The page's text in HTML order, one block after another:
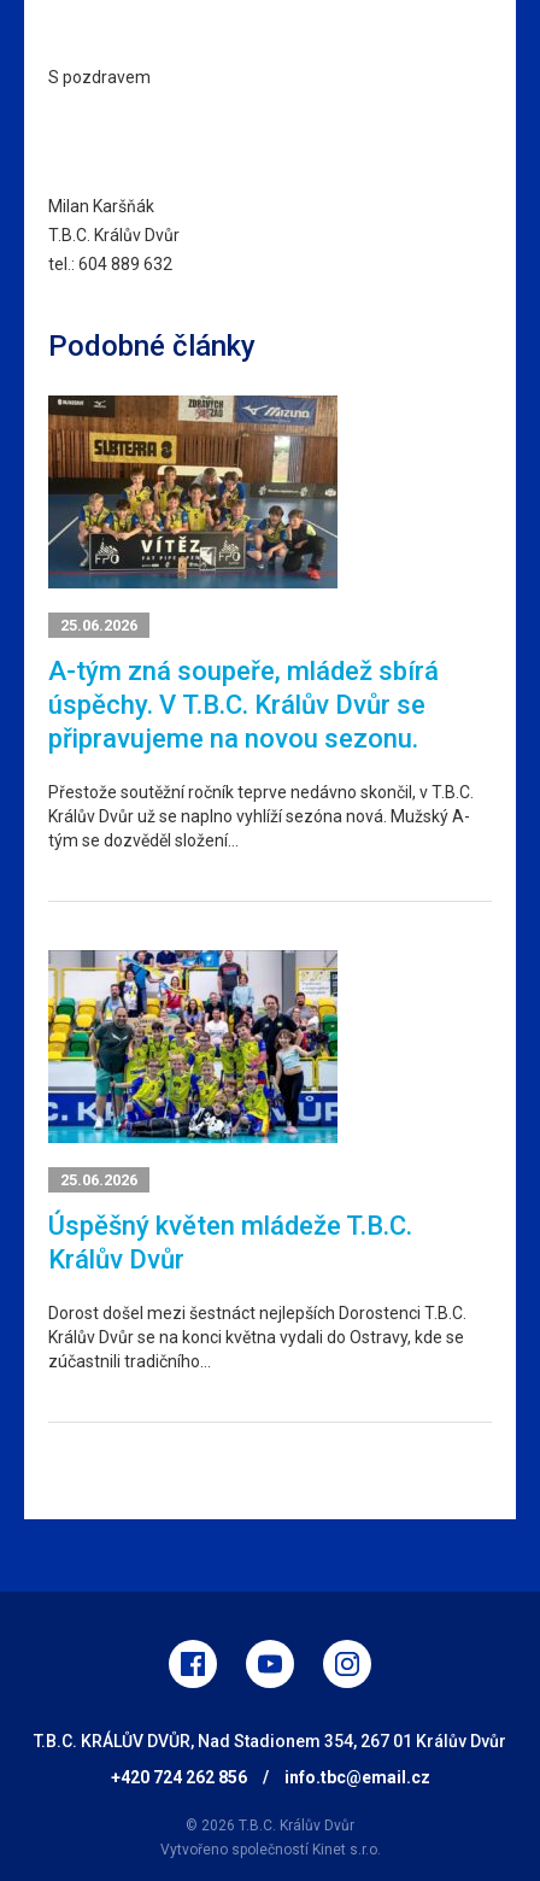
S pozdravem
Milan Karšňák
T.B.C. Králův Dvůr
tel.: 604 889 632
Podobné články
25.06.2026
A-tým zná soupeře, mládež sbírá
úspěchy. V T.B.C. Králův Dvůr se
připravujeme na novou sezonu.
Přestože soutěžní ročník teprve nedávno skončil, v T.B.C.
Králův Dvůr už se naplno vyhlíží sezóna nová. Mužský A-
tým se dozvěděl složení…
25.06.2026
Úspěšný květen mládeže T.B.C.
Králův Dvůr
Dorost došel mezi šestnáct nejlepších Dorostenci T.B.C.
Králův Dvůr se na konci května vydali do Ostravy, kde se
zúčastnili tradičního…
T.B.C. KRÁLŮV DVŮR, Nad Stadionem 354, 267 01 Králův Dvůr
+420 724 262 856
/ info.tbc@email.cz
© 2026 T.B.C. Králův Dvůr
Vytvořeno společností Kinet s.r.o.